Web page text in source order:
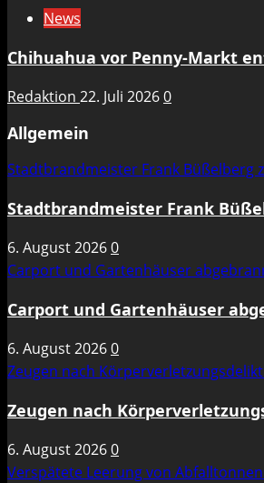
News
Chihuahua vor Penny-Markt
Redaktion 22. Juli 20260
Allgemein
Stadtbrandmeister Frank Büßelberg
Stadtbrandmeister Frank
6. August 20260
Carport und Gartenhäuser
Carport und Gartenhäuser
6. August 20260
Zeugen nach
Zeugen nach
6. August 20260
Verspätete Leerung von